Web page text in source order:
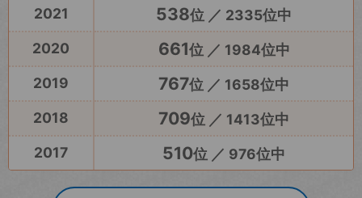
2021
538位 ／ 2335位中
2020
661位 ／ 1984位中
2019
767位 ／ 1658位中
2018
709位 ／ 1413位中
2017
510位 ／ 976位中